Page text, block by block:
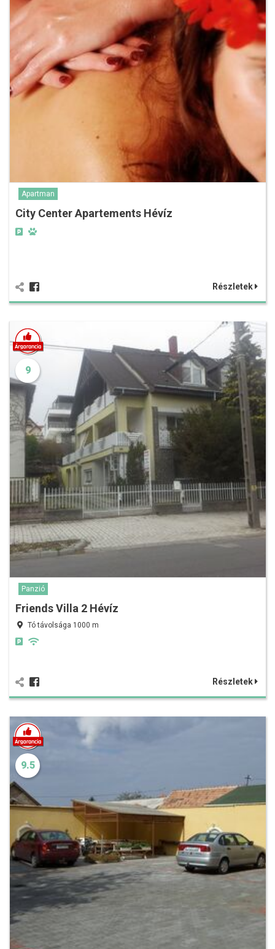
Apartman
City Center Apartements Hévíz
Részletek
9
Panzió
Friends Villa 2 Hévíz
Tó távolsága 1000 m
Részletek
9.5